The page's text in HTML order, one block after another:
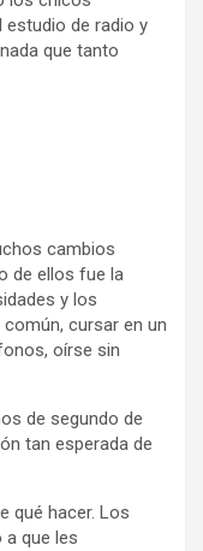
de radio y
que tanto
cambios
de ellos fue la
y los
cursar en un
oírse sin
de segundo de
tan esperada de
qué hacer. Los
que les